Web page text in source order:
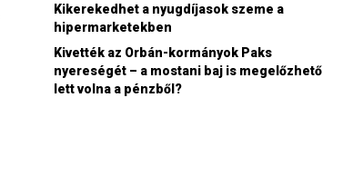
Kikerekedhet a nyugdíjasok szeme a
hipermarketekben
Kivették az Orbán-kormányok Paks
nyereségét – a mostani baj is megelőzhető
lett volna a pénzből?